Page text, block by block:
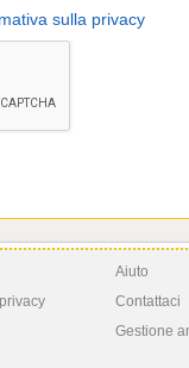
sulla privacy
Aiuto
Contattaci
Gestione